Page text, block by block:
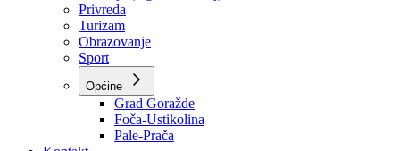
O kantonu
Simboli kantona (Grb, zastava)
Historija (digitalni muzej)
Privreda
Turizam
Obrazovanje
Sport
Općine